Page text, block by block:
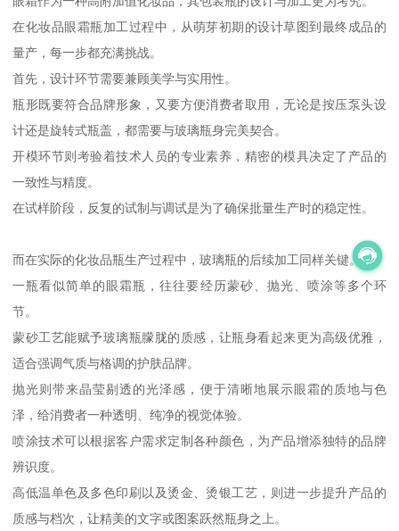
在化妆品眼霜瓶加工过程中，从萌芽初期的设计草图到最终成品的
量产，每一步都充满挑战。
首先，设计环节需要兼顾美学与实用性。
瓶形既要符合品牌形象，又要方便消费者取用，无论是按压泵头设
计还是旋转式瓶盖，都需要与玻璃瓶身完美契合。
开模环节则考验着技术人员的专业素养，精密的模具决定了产品的
一致性与精度。
在试样阶段，反复的试制与调试是为了确保批量生产时的稳定性。
而在实际的化妆品瓶生产过程中，玻璃瓶的后续加工同样关键。
一瓶看似简单的眼霜瓶，往往要经历蒙砂、抛光、喷涂等多个环
节。
蒙砂工艺能赋予玻璃瓶朦胧的质感，让瓶身看起来更为高级优雅，
适合强调气质与格调的护肤品牌。
抛光则带来晶莹剔透的光泽感，便于清晰地展示眼霜的质地与色
泽，给消费者一种透明、纯净的视觉体验。
喷涂技术可以根据客户需求定制各种颜色，为产品增添独特的品牌
辨识度。
高低温单色及多色印刷以及烫金、烫银工艺，则进一步提升产品的
质感与档次，让精美的文字或图案跃然瓶身之上。